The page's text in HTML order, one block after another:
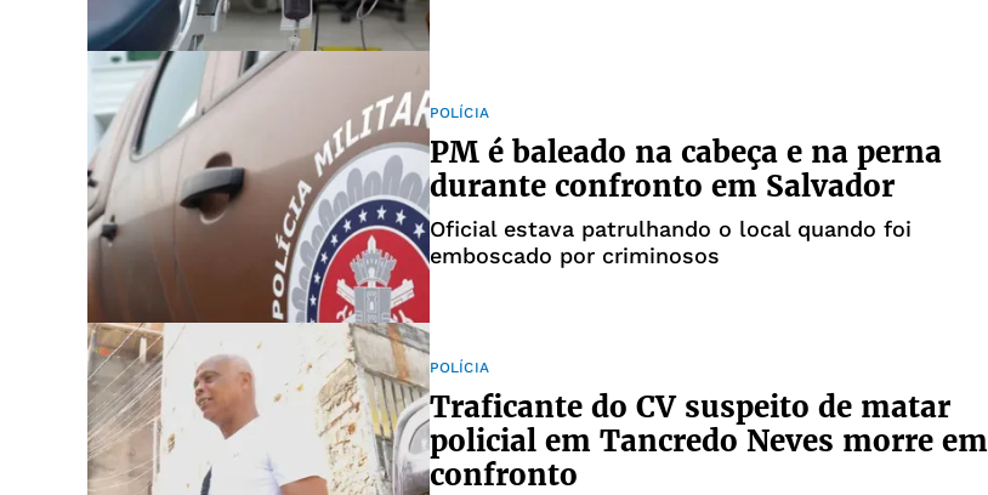
POLÍCIA
PM é baleado na cabeça e na perna
durante confronto em Salvador
Oficial estava patrulhando o local quando foi
emboscado por criminosos
POLÍCIA
Traficante do CV suspeito de matar
policial em Tancredo Neves morre em
confronto